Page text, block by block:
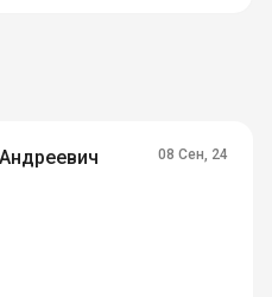
08 Сен, 24